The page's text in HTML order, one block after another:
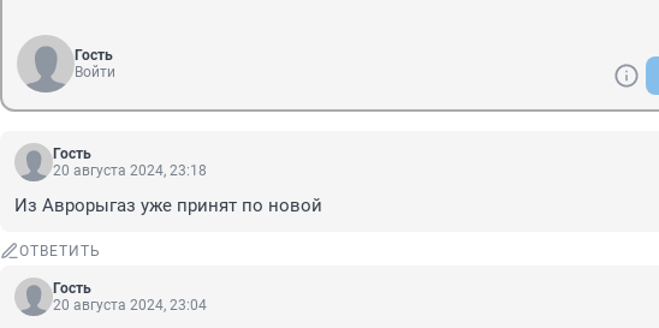
Гость
Войти
Гость
20 августа 2024, 23:18
Из Аврорыгаз уже принят по новой
ОТВЕТИТЬ
Гость
20 августа 2024, 23:04